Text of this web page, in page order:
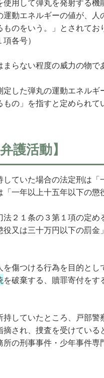
用して弾丸を発射する機
動エネルギーの値が、人
のをいう。」とされてお
各号）
らない程度の威力の物で
した弾丸の運動エネルギ
の」を指すと定められて
護活動】
ていた場合の法定刑は「
一年以上十五年以下の懲
２１条の３第１項の定め
又は三十万円以下の罰金
傷つける行為を目的とし
を破棄する、贖罪寄付を
持していたところ、戸部
摘され、捜査を受けている
の刑事事件・少年事件専